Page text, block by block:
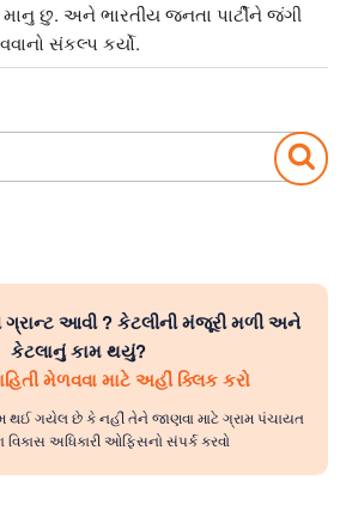
છુ. અને ભારતીય જનતા પાર્ટીને જંગી
સંકલ્પ કર્યો.
ગ્રાન્ટ આવી ? કેટલીની મંજૂરી મળી અને
કેટલાનું કામ થયું?
મેળવવા માટે અહીં ક્લિક કરો
થઈ ગયેલ છે કે નહીં તેને જાણવા માટે ગ્રામ પંચાયત
વિકાસ અધિકારી ઓફિસનો સંપર્ક કરવો